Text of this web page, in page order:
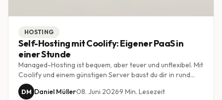
HOSTING
Self-Hosting mit Coolify: Eigener PaaS in
einer Stunde
Managed-Hosting ist bequem, aber teuer und unflexibel. Mit
Coolify und einem günstigen Server baust du dir in rund
einer Stunde deine eigene Plattform, auf der beliebig viele
Projekte zu fixen Kosten laufen.
DM Daniel Müller·08. Juni 2026·9 Min. Lesezeit